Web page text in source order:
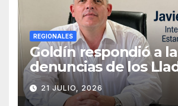
REGIONALES
Goldín respondió a
denuncias de los
defendió la
su gestión
21 JULIO, 2026